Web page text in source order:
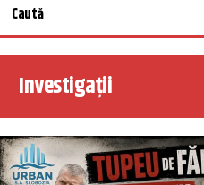
Investigații